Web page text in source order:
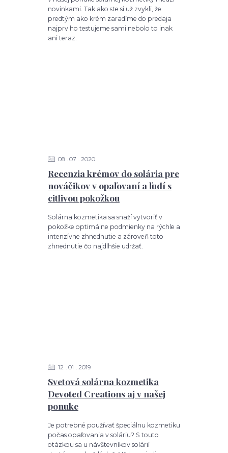
novinkami. Tak ako ste si už zvykli, že
predtým ako krém zaradíme do predaja
najprv ho testujeme sami nebolo to inak
ani teraz.
Recenzia krémov do solária pre
nováčikov v opaľovaní a ľudí s
citlivou pokožkou
08 07 2020
Solárna kozmetika sa snaží vytvoriť v
pokožke optimálne podmienky na rýchle a
intenzívne zhnednutie a zároveň toto
zhnednutie čo najdlhšie udržať.
Svetová solárna kozmetika
Devoted Creations aj v našej
ponuke
12 01 2019
Je potrebné používať špeciálnu kozmetiku
počas opaľovania v soláriu? S touto
otázkou sa u návštevníkov solárií